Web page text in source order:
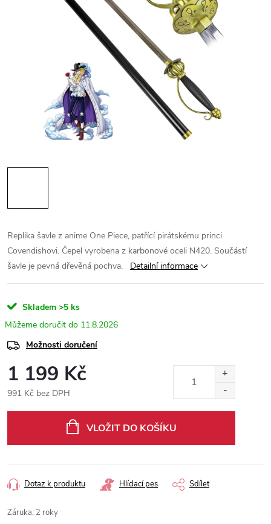
Replika šavle z anime One Piece, patřící pirátskému princi
Covendishovi. Čepel vyrobena z karbonové oceli N420. Součástí
šavle je pevná dřevěná pochva.
Detailní informace
Skladem >5 ks
11.8.2026
Možnosti doručení
1 199 Kč
991 Kč bez DPH
VLOŽIT DO KOŠÍKU
Dotaz k produktu Hlídací pes Sdílet
Záruka: 2 roky